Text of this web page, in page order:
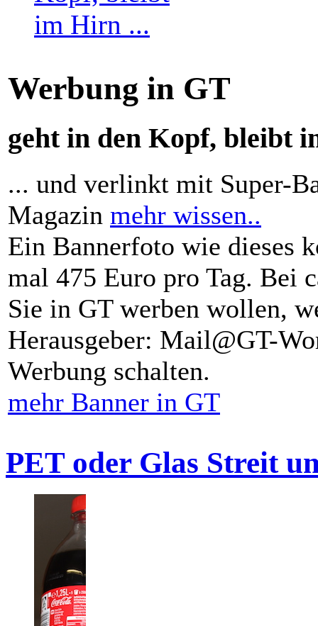
Werbung in GT
geht in den Kopf, bleibt
... und verlinkt mit Super-
Magazin mehr wissen..
Ein Bannerfoto wie dieses
mal 475 Euro pro Tag. Bei
Sie in GT werben wollen,
Herausgeber: Mail@GT-
Werbung schalten.
mehr Banner in GT
PET oder Glas Streit